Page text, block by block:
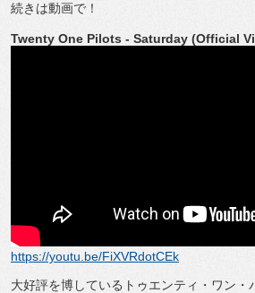
続きは動画で！
Twenty One Pilots - Saturday (Official
https://youtu.be/FiXVRdotCEk
大好評を博しているトゥエンティ・ワン・